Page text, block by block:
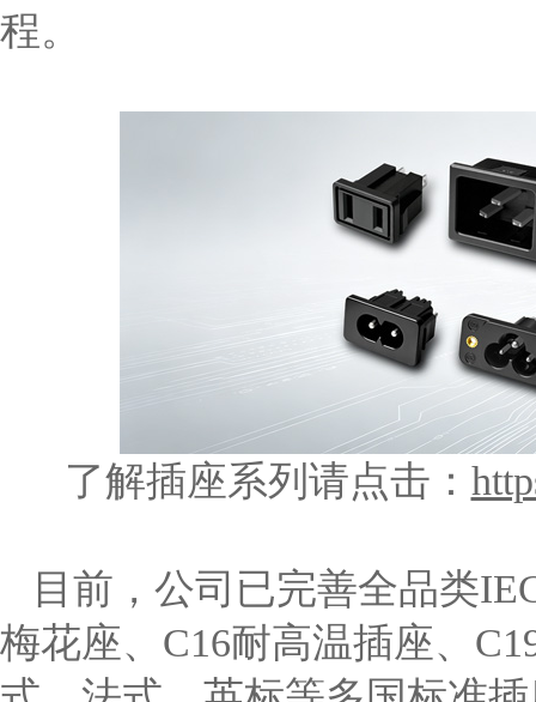
程。
了解插座系列请点击：
目前，公司已完善全品类
梅花座、C16耐高温插座、